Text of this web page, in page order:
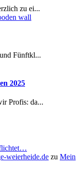
zu ei...
Fünftkl...
2025
Profis: da...
weierheide.de zu Mein